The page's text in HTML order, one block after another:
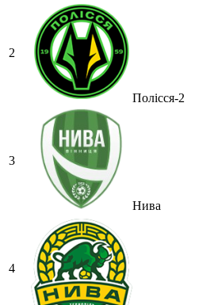
2
Полісся-2
3
Нива
4